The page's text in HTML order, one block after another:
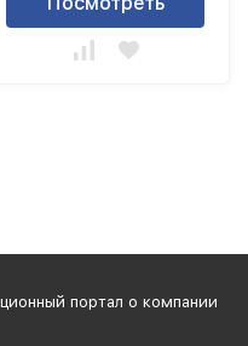
портал о компании